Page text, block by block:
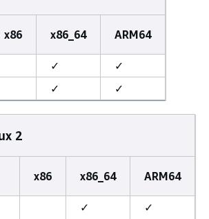
x86 x86_64 ARM64
✓
✓
✓ ✓
2
x86 x86_64 ARM64
✓ ✓